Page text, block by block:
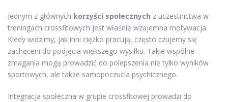
Jednym z głównych korzyści społecznych z uczestnictwa w
treningach crossfitowych jest właśnie wzajemna motywacja.
Kiedy widzimy, jak inni ciężko pracują, często czujemy się
zachęceni do podjęcia większego wysiłku. Takie wspólne
zmagania mogą prowadzić do polepszenia nie tylko wyników
sportowych, ale także samopoczucia psychicznego.
Integracja społeczna w grupie crossfitowej prowadzi do